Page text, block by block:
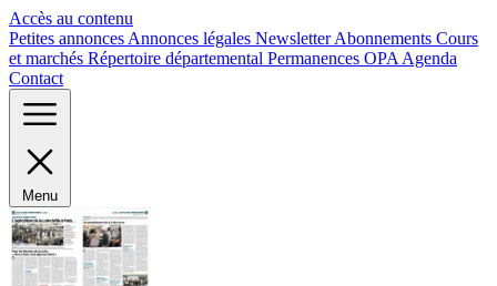
Accès au contenu
Petites annonces Annonces légales NewsletterAbonnements Cours
et marchés Répertoire départemental Permanences OPA Agenda
Contact
Menu
Panneau de gestion des cookies